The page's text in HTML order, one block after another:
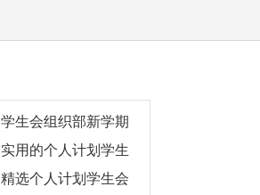
学生会组织部新学期
工作计划
实用的个人计划学生
会范文九篇
精选个人计划学生会